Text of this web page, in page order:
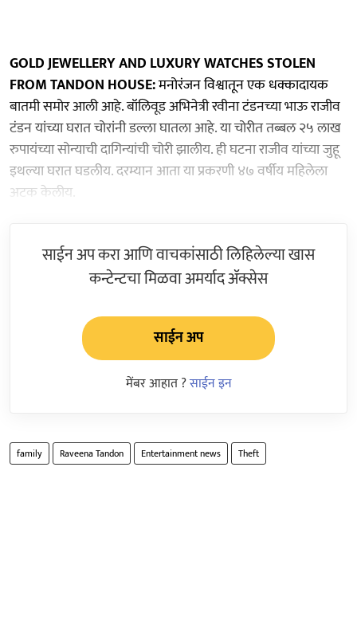
GOLD JEWELLERY AND LUXURY WATCHES STOLEN
FROM TANDON HOUSE:मनोरंजन विश्वातून एक धक्कादायक
बातमी समोर आली आहे. बॉलिवूड अभिनेत्री रवीना टंडनच्या भाऊ राजीव
टंडन यांच्या घरात चोरांनी डल्ला घातला आहे. या चोरीत तब्बल २५ लाख
रुपायंच्या सोन्याची दागिन्यांची चोरी झालीय. ही घटना राजीव यांच्या जुहू
इथल्या घरात घडलीय. दरम्यान आता या प्रकरणी ४७ वर्षीय महिलेला
अटक केलीय.
साईन अप करा आणि वाचकांसाठी लिहिलेल्या खास
कन्टेन्टचा मिळवा अमर्याद ॲक्सेस
साईन अप
मेंबर आहात ?साईन इन
family Raveena Tandon Entertainment news Theft